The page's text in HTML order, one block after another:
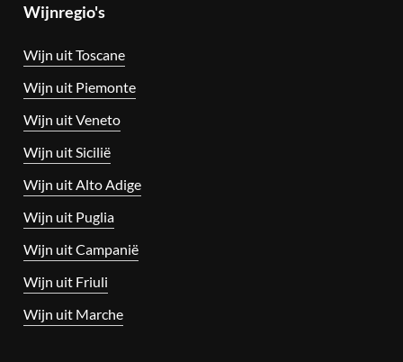
Wijnregio's
Wijn uit Toscane
Wijn uit Piemonte
Wijn uit Veneto
Wijn uit Sicilië
Wijn uit Alto Adige
Wijn uit Puglia
Wijn uit Campanië
Wijn uit Friuli
Wijn uit Marche